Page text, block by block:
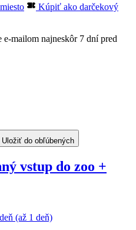
Kúpiť ako darčekový
mailom najneskôr 7 dní pred
Uložiť do obľúbených
vstup do zoo +
(až 1 deň)